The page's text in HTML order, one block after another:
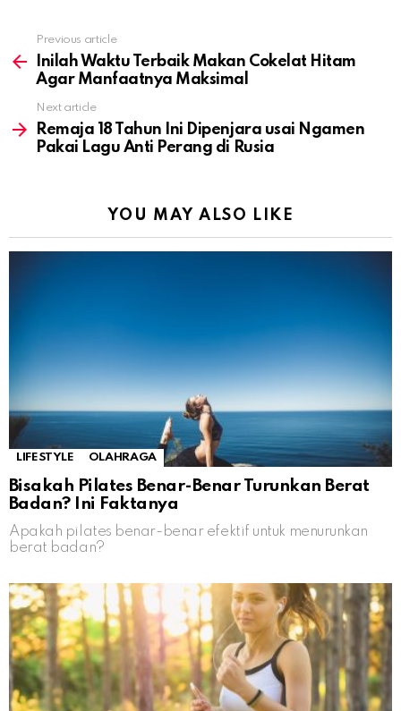
more
Previous article
Inilah Waktu Terbaik Makan Cokelat Hitam
Agar Manfaatnya Maksimal
Next article
Remaja 18 Tahun Ini Dipenjara usai Ngamen
Pakai Lagu Anti Perang di Rusia
YOU MAY ALSO LIKE
LIFESTYLE OLAHRAGA
Bisakah Pilates Benar-Benar Turunkan Berat
Badan? Ini Faktanya
Apakah pilates benar-benar efektif untuk menurunkan
berat badan?